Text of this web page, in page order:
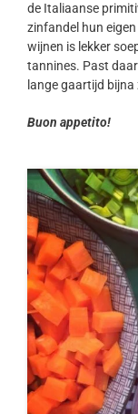
de Italiaanse
zinfandel hun
wijnen is lekker
tannines. Past
lange gaartijd
Buon appetito!